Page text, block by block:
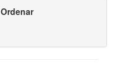
Ordenar